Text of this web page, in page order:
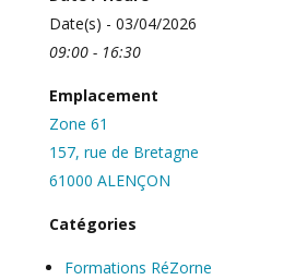
Date(s) - 03/04/2026
09:00 - 16:30
Emplacement
Zone 61
157, rue de Bretagne
61000 ALENÇON
Catégories
Formations RéZorne